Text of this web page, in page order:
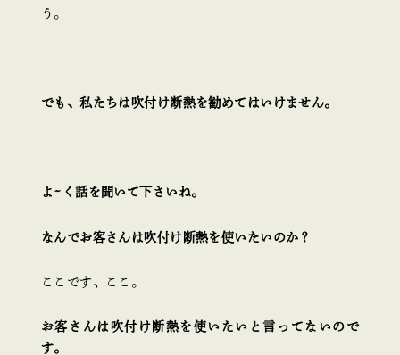
う。
でも、私たちは吹付け断熱を勧めてはいけません。
よ~く話を聞いて下さいね。
なんでお客さんは吹付け断熱を使いたいのか？
ここです、ここ。
お客さんは吹付け断熱 を使いたいと言ってないので
す。